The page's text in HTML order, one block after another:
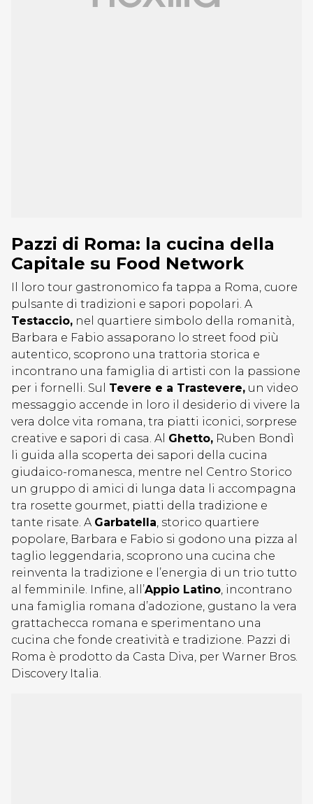
Pazzi di Roma: la cucina della
Capitale su Food Network
Il loro tour gastronomico fa tappa a Roma, cuore
pulsante di tradizioni e sapori popolari. A
Testaccio, nel quartiere simbolo della romanità,
Barbara e Fabio assaporano lo street food più
autentico, scoprono una trattoria storica e
incontrano una famiglia di artisti con la passione
per i fornelli. Sul Tevere e a Trastevere, un video
messaggio accende in loro il desiderio di vivere la
vera dolce vita romana, tra piatti iconici, sorprese
creative e sapori di casa. Al Ghetto, Ruben Bondì
li guida alla scoperta dei sapori della cucina
giudaico-romanesca, mentre nel Centro Storico
un gruppo di amici di lunga data li accompagna
tra rosette gourmet, piatti della tradizione e
tante risate. A Garbatella, storico quartiere
popolare, Barbara e Fabio si godono una pizza al
taglio leggendaria, scoprono una cucina che
reinventa la tradizione e l’energia di un trio tutto
al femminile. Infine, all’Appio Latino, incontrano
una famiglia romana d’adozione, gustano la vera
grattachecca romana e sperimentano una
cucina che fonde creatività e tradizione. Pazzi di
Roma è prodotto da Casta Diva, per Warner Bros.
Discovery Italia.